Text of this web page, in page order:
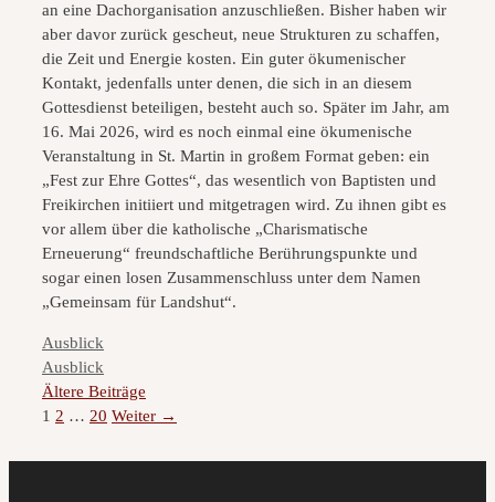
an eine Dachorganisation anzuschließen. Bisher haben wir
aber davor zurück gescheut, neue Strukturen zu schaffen,
die Zeit und Energie kosten. Ein guter ökumenischer
Kontakt, jedenfalls unter denen, die sich in an diesem
Gottesdienst beteiligen, besteht auch so. Später im Jahr, am
16. Mai 2026, wird es noch einmal eine ökumenische
Veranstaltung in St. Martin in großem Format geben: ein
„Fest zur Ehre Gottes“, das wesentlich von Baptisten und
Freikirchen initiiert und mitgetragen wird. Zu ihnen gibt es
vor allem über die katholische „Charismatische
Erneuerung“ freundschaftliche Berührungspunkte und
sogar einen losen Zusammenschluss unter dem Namen
„Gemeinsam für Landshut“.
Kategorien
Ausblick
Kategorien
Ausblick
Ältere Beiträge
Seite
1 Seite
2 … Seite
20 Weiter →